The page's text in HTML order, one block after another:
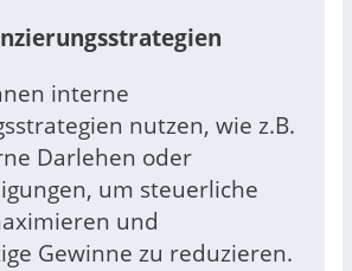
interne
nutzen, wie z.B.
Darlehen oder
um steuerliche
und
Gewinne zu reduzieren.